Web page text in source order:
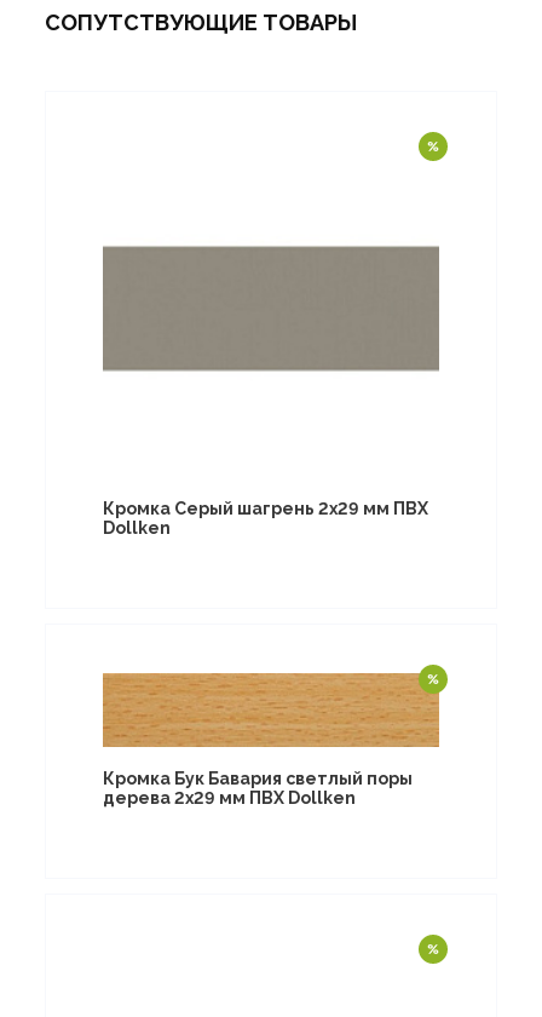
СОПУТСТВУЮЩИЕ ТОВАРЫ
Кромка Серый шагрень 2х29 мм ПВХ
Dollken
Кромка Бук Бавария светлый поры
дерева 2х29 мм ПВХ Dollken